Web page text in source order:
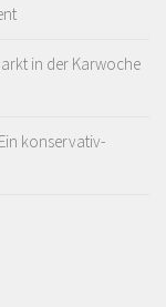
in der Karwoche
konservativ-